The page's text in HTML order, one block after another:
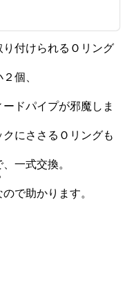
付けられるＯリング
個、
ドパイプが邪魔しま
にささるＯリングも
一式交換。
で助かります。